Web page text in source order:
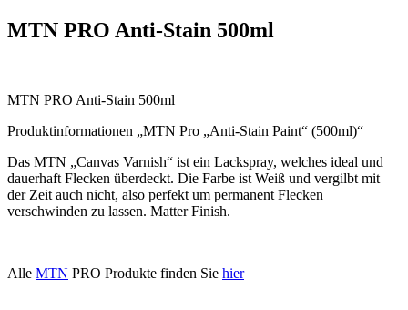
MTN PRO Anti-Stain 500ml
MTN PRO Anti-Stain 500ml
Produktinformationen „MTN Pro „Anti-Stain Paint“ (500ml)“
Das MTN „Canvas Varnish“ ist ein Lackspray, welches ideal und
dauerhaft Flecken überdeckt. Die Farbe ist Weiß und vergilbt mit
der Zeit auch nicht, also perfekt um permanent Flecken
verschwinden zu lassen. Matter Finish.
Alle MTN PRO Produkte finden Sie hier